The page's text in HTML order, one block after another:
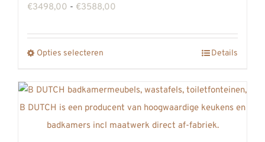
€3498,00 - €3588,00
Opties selecteren
heeft
meerdere
variaties.
Details